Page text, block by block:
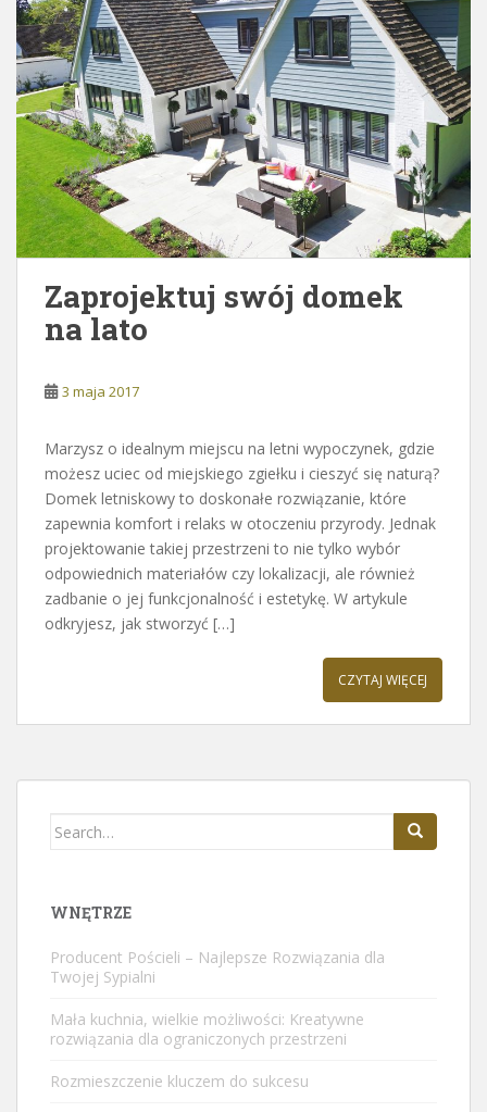
Zaprojektuj swój domek
na lato
3 maja 2017
Marzysz o idealnym miejscu na letni wypoczynek, gdzie
możesz uciec od miejskiego zgiełku i cieszyć się naturą?
Domek letniskowy to doskonałe rozwiązanie, które
zapewnia komfort i relaks w otoczeniu przyrody. Jednak
projektowanie takiej przestrzeni to nie tylko wybór
odpowiednich materiałów czy lokalizacji, ale również
zadbanie o jej funkcjonalność i estetykę. W artykule
odkryjesz, jak stworzyć […]
CZYTAJ WIĘCEJ
Search
WNĘTRZE
Producent Pościeli – Najlepsze Rozwiązania dla
Twojej Sypialni
Mała kuchnia, wielkie możliwości: Kreatywne
rozwiązania dla ograniczonych przestrzeni
Rozmieszczenie kluczem do sukcesu